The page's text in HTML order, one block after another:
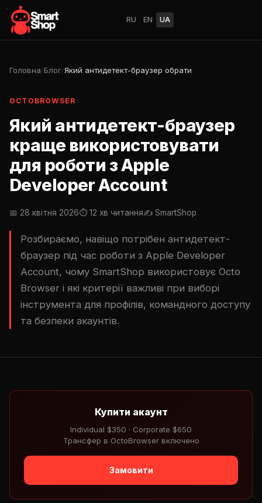
RU EN UA
Головна/Блог/Який антидетект-браузер обрати
OCTOBROWSER
Який антидетект-браузер
краще використовувати
для роботи з Apple
Developer Account
📅 28 квітня 2026⏱ 12 хв читання✍️ SmartShop
Розбираємо, навіщо потрібен антидетект-
браузер під час роботи з Apple Developer
Account, чому SmartShop використовує Octo
Browser і які критерії важливі при виборі
інструмента для профілів, командного доступу
та безпеки акаунтів.
Купити акаунт
Individual $350 · Corporate $650
Трансфер в OctoBrowser включено
Замовити